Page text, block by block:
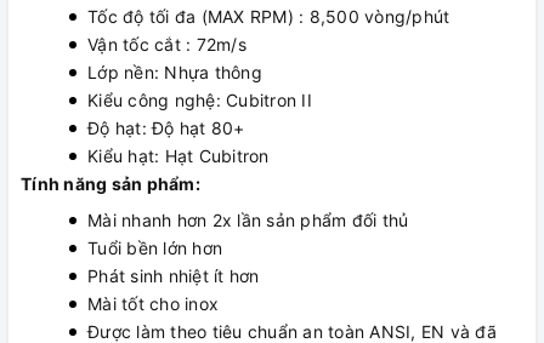
Tốc độ tối đa (MAX RPM) : 8,500 vòng/phút
Vận tốc cắt : 72m/s
Lớp nền: Nhựa thông
Kiểu công nghệ: Cubitron II
Độ hạt: Độ hạt 80+
Kiểu hạt: Hạt Cubitron
Tính năng sản phẩm:
Mài nhanh hơn 2x lần sản phẩm đối thủ
Tuổi bền lớn hơn
Phát sinh nhiệt ít hơn
Mài tốt cho inox
Được làm theo tiêu chuẩn an toàn ANSI, EN và đã